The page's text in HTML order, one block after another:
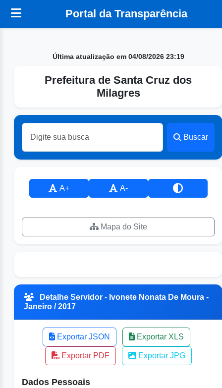
Portal da Transparência
Última atualização em 04/08/2026 23:19
Prefeitura de Santa Cruz dos
Milagres
Buscar
A+ A-
Mapa do Site
Detalhe Servidor - Ivonete Nonata De Moura -
Janeiro / 2017
Exportar JSON Exportar XLS
Exportar PDF Exportar JPG
Dados Pessoais